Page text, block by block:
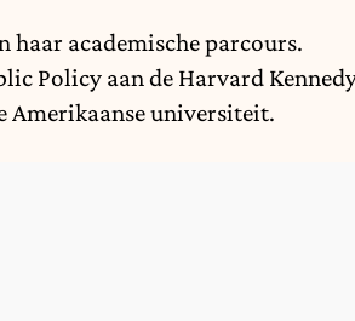
haar academische parcours.
Policy aan de Harvard
Amerikaanse universiteit.